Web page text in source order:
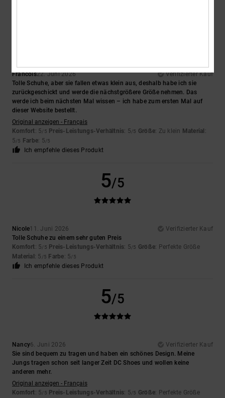
Francois22. Juni 2026
Verifizierter Kauf
Tolle Schuhe, aber sie fallen etwas klein aus, deshalb habe ich sie
zurückgeschickt und werde die nächstgrößere Größe nehmen. Das
werde ich beim nächsten Mal wissen – ich habe zum ersten Mal auf
dieser Website bestellt.
Original anzeigen - Français
Komfort: 5/5 Preis-Leistungs-Verhältnis: 5/5 Größe: Zu klein Material :
5/5 Farbe: 5/5
Ich empfehle dieses Produkt
5/5
Nicole11. Juni 2026
Verifizierter Kauf
Tolle Schuhe zu einem sehr guten Preis
Komfort: 5/5 Preis-Leistungs-Verhältnis: 5/5 Größe: Perfekte Größe
Material : 5 /5 Farbe: 5/5
Ich empfehle dieses Produkt
5/5
Nancy6. Juni 2026
Verifizierter Kauf
Sie sind bequem zu tragen und haben ein schönes Design. Meine
Jungs tragen schon seit langer Zeit DC Shoes und wollen keine
anderen mehr.
Original anzeigen - Français
Komfort: 5/5 Preis-Leistungs-Verhältnis: 5/5 Größe: Perfekte Größe